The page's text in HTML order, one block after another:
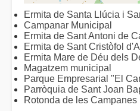
Ermita de Santa Llúcia i
Campanar Municipal
Ermita de Sant Antoni de
Ermita de Sant Cristòfol
Ermita Mare de Déu dels
Magatzem municipal
Parque Empresarial "El
Parròquia de Sant Joan
Rotonda de les Campanes